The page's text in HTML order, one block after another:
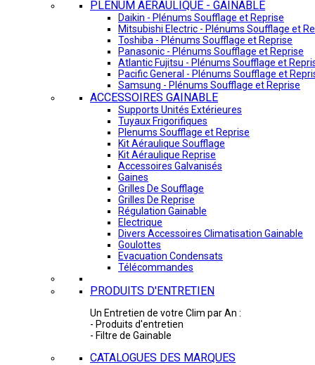
PLENUM AERAULIQUE - GAINABLE
Daikin - Plénums Soufflage et Reprise
Mitsubishi Electric - Plénums Soufflage et
Toshiba - Plénums Soufflage et Reprise
Panasonic - Plénums Soufflage et Reprise
Atlantic Fujitsu - Plénums Soufflage et
Pacific General - Plénums Soufflage et
Samsung - Plénums Soufflage et Reprise
ACCESSOIRES GAINABLE
Supports Unités Extérieures
Tuyaux Frigorifiques
Plenums Soufflage et Reprise
Kit Aéraulique Soufflage
Kit Aéraulique Reprise
Accessoires Galvanisés
Gaines
Grilles De Soufflage
Grilles De Reprise
Régulation Gainable
Electrique
Divers Accessoires Climatisation Gainable
Goulottes
Evacuation Condensats
Télécommandes
PRODUITS D'ENTRETIEN
Un Entretien de votre Clim par An :
- Produits d'entretien
- Filtre de Gainable
CATALOGUES DES MARQUES